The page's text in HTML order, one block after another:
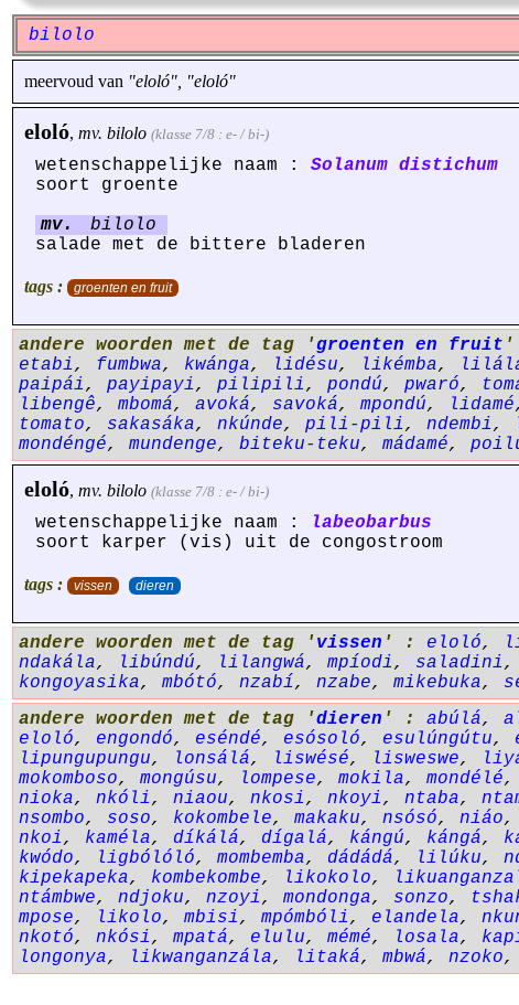
bilolo
meervoud van "eloló", "eloló"
eloló, mv. bilolo (klasse 7/8 : e- / bi-)
wetenschappelijke naam : Solanum distichum
soort groente
mv.
bilolo
salade met de bittere bladeren
tags : groenten en fruit
andere woorden met de tag 'groenten en fruit '
etabi, fumbwa, kwánga, lidésu, likémba,
paipái, payipayi, pilipili, pondú, pwaró,
libengê, mbomá, avoká, savoká, mpondú, lidamé
tomato, sakasáka, nkúnde, pili-pili, ndembi,
mondéngé, mundenge, biteku-teku, mádamé,
eloló, mv. bilolo (klasse 7/8 : e- / bi-)
wetenschappelijke naam :
labeobarbus
soort karper (vis) uit de congostroom
tags : vissen dieren
andere woorden met de tag ' vissen ' : eloló,
ndakála, libúndú, lilangwá, mpíodi, saladini,
kongoyasika, mbótó, nzabí, nzabe, mikebuka,
andere woorden met de tag 'dieren ' : abúlá,
eloló, engondó, eséndé, esósoló, esulúngútu,
lipungupungu, lonsálá, liswésé, lisweswe,
mokomboso, mongúsu, lompese, mokila, mondélé,
nioka, nkóli, niaou, nkosi, nkoyi, ntaba,
nsombo, soso, kokombele, makaku, nsósó, niáo,
nkoi, kaméla, díkálá, dígalá, kángú, kángá,
kwódo, ligbólóló, mombemba, dádádá, lilúku,
kipekapeka, kombekombe, likokolo,
ntámbwe, ndjoku, nzoyi, mondonga, sonzo,
mpose, likolo, mbisi, mpómbóli, elandela,
nkotó, nkósi, mpatá, elulu, mémé, losala,
longonya, likwanganzála, litaká, mbwá, nzoko,